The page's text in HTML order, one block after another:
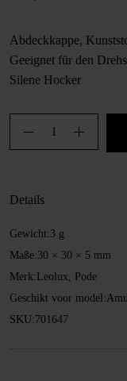
Abdeckkappe,
Geeignet für den
Silene Hocker
Abdeckkappe,
Ø
Menge
Details
Gewicht:3 g
Maße:30 × 30 × 5 mm
Merk: Leolux, Pode
Geschikt voor model:
SKU:701647